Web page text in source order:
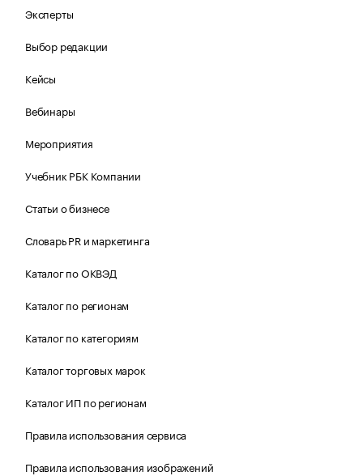
Эксперты
Выбор редакции
Кейсы
Вебинары
Мероприятия
Учебник РБК Компании
Статьи о бизнесе
Словарь PR и маркетинга
Каталог по ОКВЭД
Каталог по регионам
Каталог по категориям
Каталог торговых марок
Каталог ИП по регионам
Правила использования сервиса
Правила использования изображений